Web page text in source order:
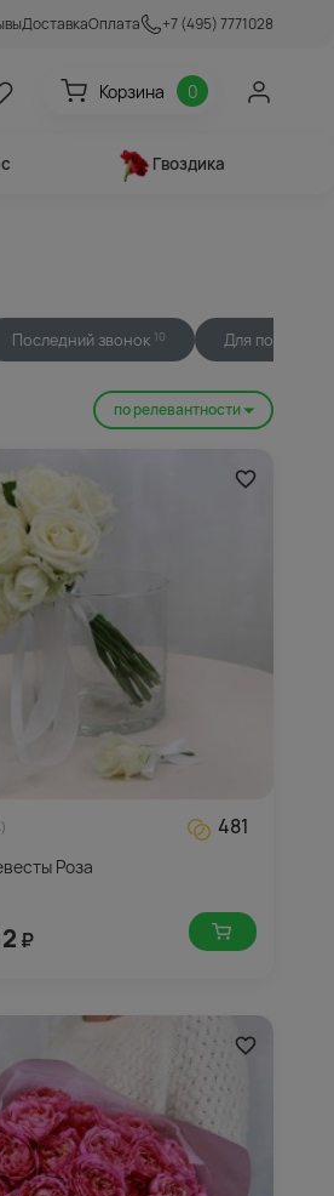
ДоставкаОплата +7 (495) 7771028
Корзина 0
Гвоздика
Последний звонок 10 Для подружки
по релевантности
481
Роза
₽